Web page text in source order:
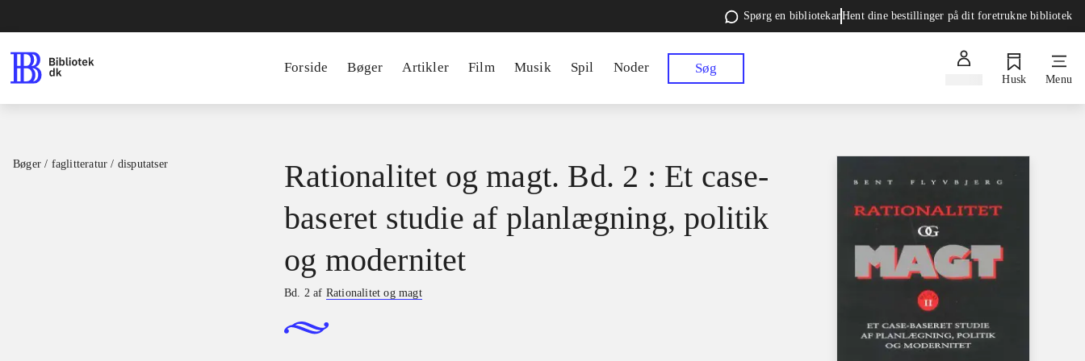
Spørg en bibliotekarHent dine bestillinger på dit foretrukne bibliotek
Forside Bøger Artikler Film Musik Spil Noder Søg
Husk Menu
Bøger / faglitteratur / disputatser
Rationalitet og magt. Bd. 2 : Et case-
baseret studie af planlægning, politik
og modernitet
Bd. 2 af Rationalitet og magt